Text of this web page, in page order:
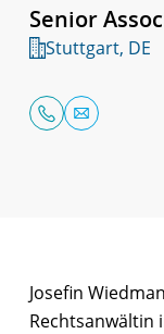
Senior
Stuttgart, DE
Josefin
Rechtsanwältin